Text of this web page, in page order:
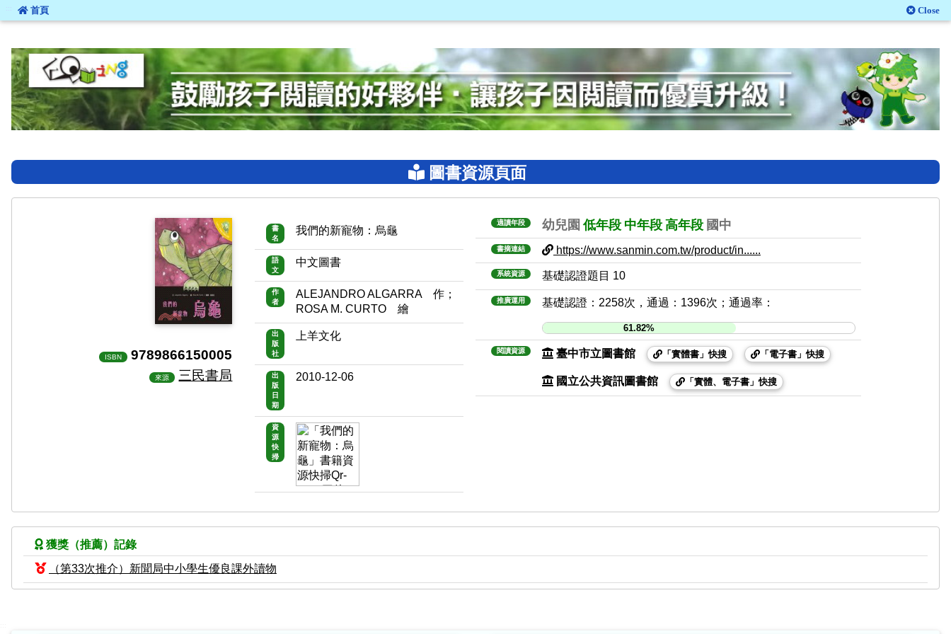
::: 首頁 Close
圖書資源頁面
ISBN 9789866150005
來源 三民書局
書
名
我們的新寵物：烏龜
語
文
中文圖書
作
者
ALEJANDRO ALGARRA 作；
ROSA M. CURTO 繪
出
版
社
上羊文化
出
版
日
期
2010-12-06
資
源
快
掃
適讀年段 幼兒園 低年段 中年段 高年段 國中
書摘連結 https://www.sanmin.com.tw/product/in......
系統資源 基礎認證題目 10
推廣運用 基礎認證：2258次，通過：1396次；通過率：
61.82%
閱讀資源 臺中市立圖書館 「實體書」快搜 「電子書」快搜
國立公共資訊圖書館 「實體、電子書」快搜
獲獎（推薦）記錄
（第33次推介）新聞局中小學生優良課外讀物